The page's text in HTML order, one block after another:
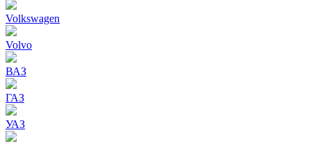
Volkswagen
Volvo
ВАЗ
ГАЗ
УАЗ